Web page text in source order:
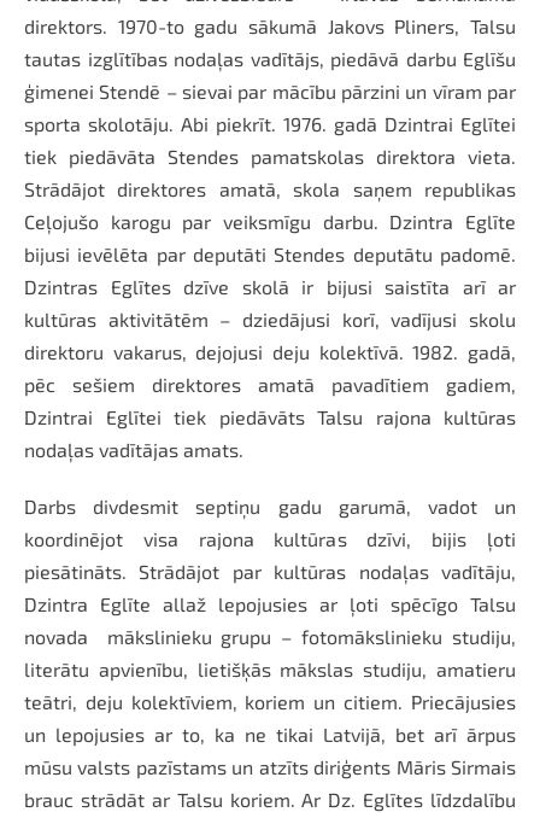
direktors. 1970-to gadu sākumā Jakovs Pliners, Talsu
tautas izglītības nodaļas vadītājs, piedāvā darbu Eglīšu
ģimenei Stendē – sievai par mācību pārzini un vīram par
sporta skolotāju. Abi piekrīt. 1976. gadā Dzintrai Eglītei
tiek piedāvāta Stendes pamatskolas direktora vieta.
Strādājot direktores amatā, skola saņem republikas
Ceļojušo karogu par veiksmīgu darbu. Dzintra Eglīte
bijusi ievēlēta par deputāti Stendes deputātu padomē.
Dzintras Eglītes dzīve skolā ir bijusi saistīta arī ar
kultūras aktivitātēm – dziedājusi korī, vadījusi skolu
direktoru vakarus, dejojusi deju kolektīvā. 1982. gadā,
pēc sešiem direktores amatā pavadītiem gadiem,
Dzintrai Eglītei tiek piedāvāts Talsu rajona kultūras
nodaļas vadītājas amats.
Darbs divdesmit septiņu gadu garumā, vadot un
koordinējot visa rajona kultūras dzīvi, bijis ļoti
piesātināts. Strādājot par kultūras nodaļas vadītāju,
Dzintra Eglīte allaž lepojusies ar ļoti spēcīgo Talsu
novada mākslinieku grupu – fotomākslinieku studiju,
literātu apvienību, lietišķās mākslas studiju, amatieru
teātri, deju kolektīviem, koriem un citiem. Priecājusies
un lepojusies ar to, ka ne tikai Latvijā, bet arī ārpus
mūsu valsts pazīstams un atzīts diriģents Māris Sirmais
brauc strādāt ar Talsu koriem. Ar Dz. Eglītes līdzdalību